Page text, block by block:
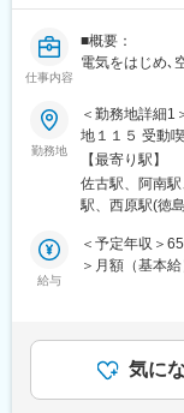
■当社の特徴：
当社は、1963
併し誕生しまし
してきました。
また、そこで
から一般家庭
計・施工に取
現在では、情
圏・関西圏等
自らの仕事を
に貢献すると
そのために技
仕事内容
■概要：
電気をはじめ､
人材を募集い
■職務内容：【
空調・管設備
等）をご担当
・工程管理
・品質管理
・原価管理
・安全管理
■同社の特徴：
同社は、1963
併し誕生しま
勤務地
＜勤務地詳細1
地１１５ 受動喫煙対策：屋内全面禁煙＜勤務地詳細2＞阿南支店
住所：徳島県
屋内全面禁煙
町斉田字東発
【最寄り駅】
佐古駅、阿南
駅、西原駅(徳
給与
＜予定年収＞
＞月額（基本
考を通じて上
めた表記です。
気に